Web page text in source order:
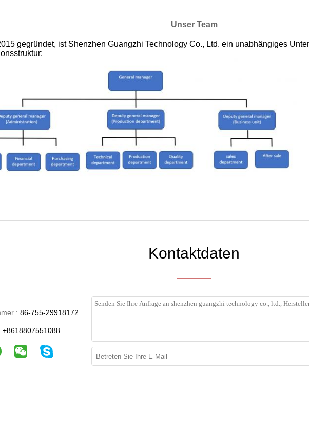
Unser Team
gegründet, ist Shenzhen Guangzhi Technology Co., Ltd. ein unabhängiges
Kontaktdaten
: 86-755-29918172
+8618807551088